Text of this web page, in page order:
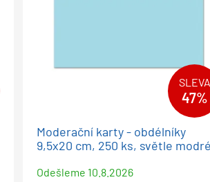
SLEVA
47%
Moderační karty - obdélníky
9,5x20 cm, 250 ks, světle modré
Odešleme 10.8.2026